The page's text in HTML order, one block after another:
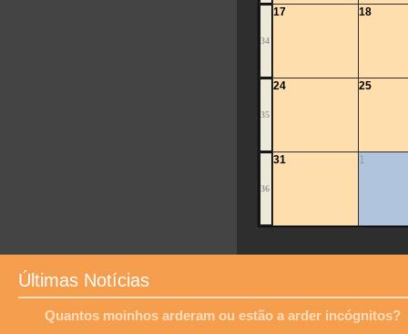
34
17 18
35
24 25
36
31 1
Últimas Notícias
Quantos moinhos arderam ou estão a arder incógnitos?